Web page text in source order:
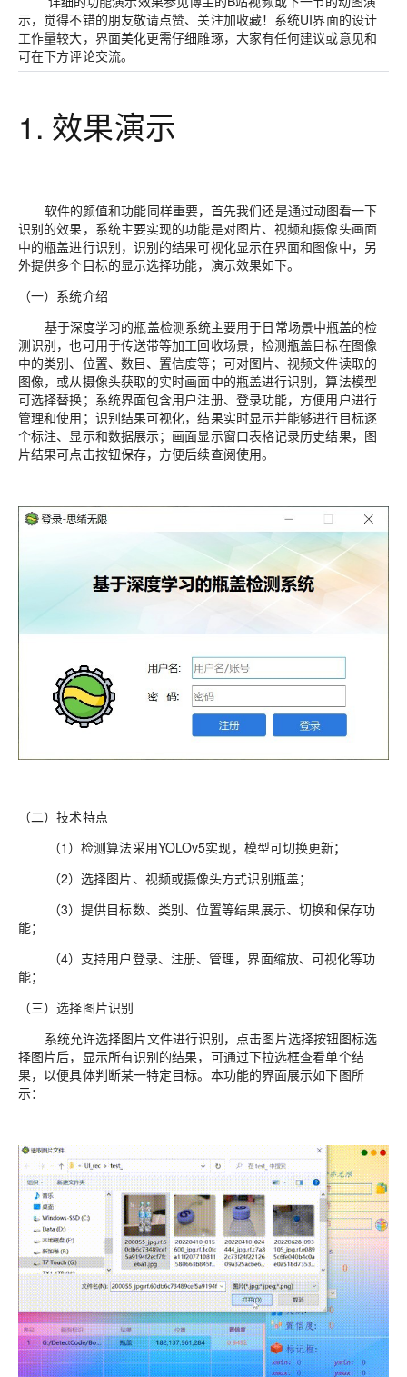
示，觉得不错的朋友敬请点赞、关注加收藏！系统UI界面的设计
工作量较大，界面美化更需仔细雕琢，大家有任何建议或意见和
可在下方评论交流。
1. 效果演示
软件的颜值和功能同样重要，首先我们还是通过动图看一下
识别的效果，系统主要实现的功能是对图片、视频和摄像头画面
中的瓶盖进行识别，识别的结果可视化显示在界面和图像中，另
外提供多个目标的显示选择功能，演示效果如下。
（一）系统介绍
基于深度学习的瓶盖检测系统主要用于日常场景中瓶盖的检
测识别，也可用于传送带等加工回收场景，检测瓶盖目标在图像
中的类别、位置、数目、置信度等；可对图片、视频文件读取的
图像，或从摄像头获取的实时画面中的瓶盖进行识别，算法模型
可选择替换；系统界面包含用户注册、登录功能，方便用户进行
管理和使用；识别结果可视化，结果实时显示并能够进行目标逐
个标注、显示和数据展示；画面显示窗口表格记录历史结果，图
片结果可点击按钮保存，方便后续查阅使用。
（二）技术特点
（1）检测算法采用YOLOv5实现，模型可切换更新；
（2）选择图片、视频或摄像头方式识别瓶盖；
（3）提供目标数、类别、位置等结果展示、切换和保存功
能；
（4）支持用户登录、注册、管理，界面缩放、可视化等功
能；
（三）选择图片识别
系统允许选择图片文件进行识别，点击图片选择按钮图标选
择图片后，显示所有识别的结果，可通过下拉选框查看单个结
果，以便具体判断某一特定目标。本功能的界面展示如下图所
示：